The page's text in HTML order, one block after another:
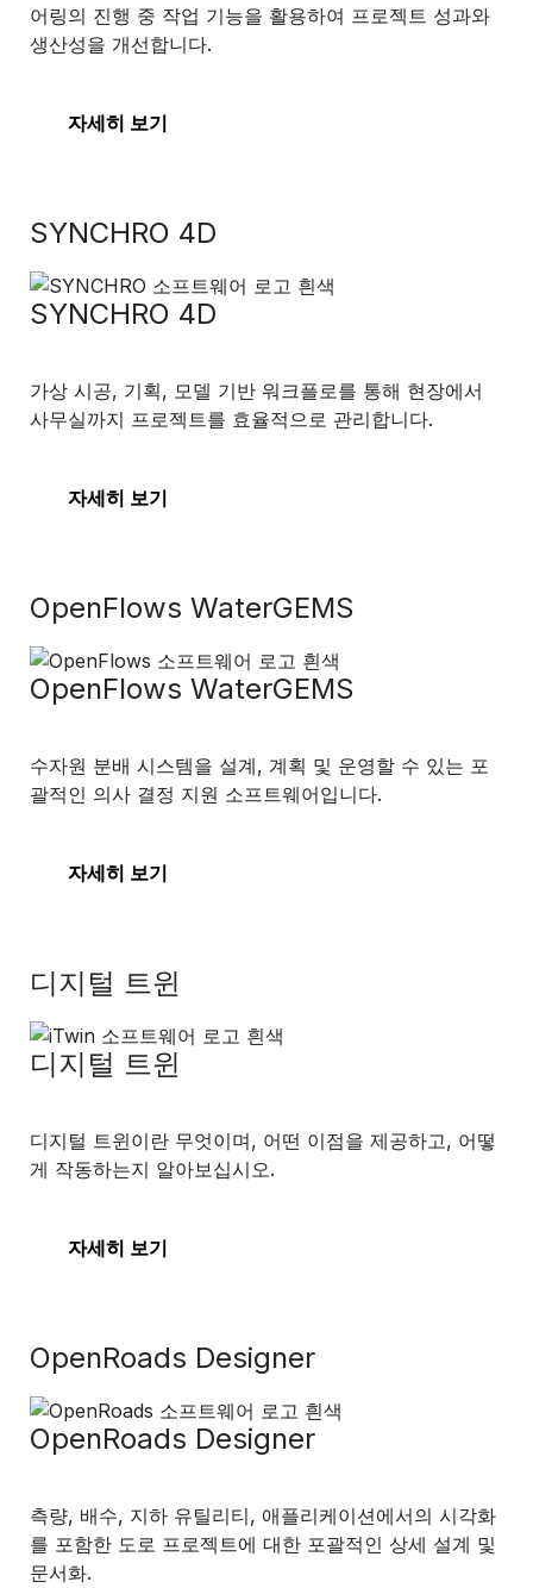
어링의 진행 중 작업 기능을 활용하여 프로젝트 성과와
생산성을 개선합니다.
자세히 보기
SYNCHRO 4D
SYNCHRO 4D
가상 시공, 기획, 모델 기반 워크플로를 통해 현장에서
사무실까지 프로젝트를 효율적으로 관리합니다.
자세히 보기
OpenFlows WaterGEMS
OpenFlows WaterGEMS
수자원 분배 시스템을 설계, 계획 및 운영할 수 있는 포
괄적인 의사 결정 지원 소프트웨어입니다.
자세히 보기
디지털 트윈
디지털 트윈
디지털 트윈이란 무엇이며, 어떤 이점을 제공하고, 어떻
게 작동하는지 알아보십시오.
자세히 보기
OpenRoads Designer
OpenRoads Designer
측량, 배수, 지하 유틸리티, 애플리케이션에서의 시각화
를 포함한 도로 프로젝트에 대한 포괄적인 상세 설계 및
문서화.